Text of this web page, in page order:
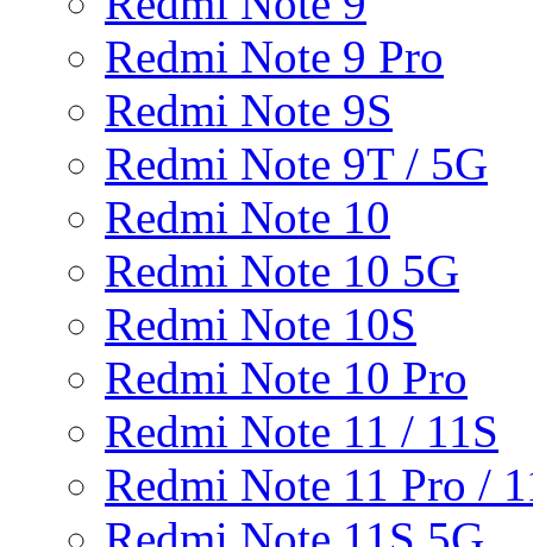
Redmi Note 9 Pro
Redmi Note 9S
Redmi Note 9T / 5G
Redmi Note 10
Redmi Note 10 5G
Redmi Note 10S
Redmi Note 10 Pro
Redmi Note 11 / 11S
Redmi Note 11 Pro /